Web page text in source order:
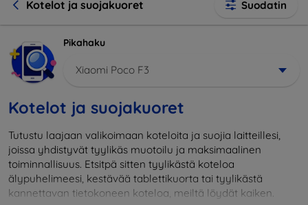
Kotelot ja suojakuoret Suodatin
Pikahaku
Xiaomi Poco F3
Kotelot ja suojakuoret
Tutustu laajaan valikoimaan koteloita ja suojia laitteillesi,
joissa yhdistyvät tyylikäs muotoilu ja maksimaalinen
toiminnallisuus. Etsitpä sitten tyylikästä koteloa
älypuhelimeesi, kestävää tablettikuorta tai tyylikästä
kannettavan tietokoneen koteloa, meiltä löydät kaiken.